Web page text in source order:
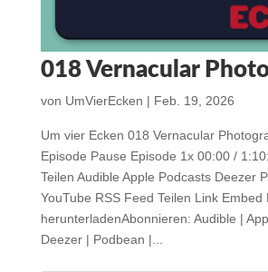
018 Vernacular
von UmVierEcken | Feb. 19, 2026
Um vier Ecken 018 Vernacular
Episode Pause Episode 1x 00:00 /
Teilen Audible Apple Podcasts Deezer
YouTube RSS Feed Teilen Link Embed
herunterladenAbonnieren: Audible |
Deezer | Podbean |...